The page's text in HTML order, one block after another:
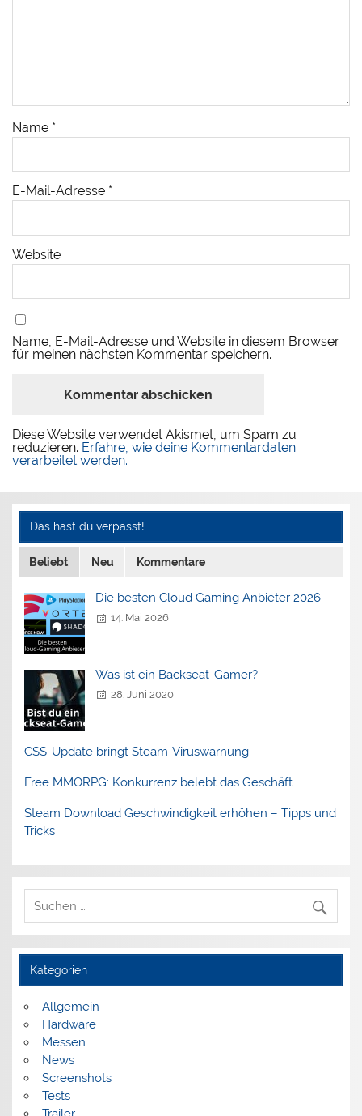
Name *
E-Mail-Adresse *
Website
Name, E-Mail-Adresse und Website in diesem Browser
für meinen nächsten Kommentar speichern.
Diese Website verwendet Akismet, um Spam zu
reduzieren. Erfahre, wie deine Kommentardaten
verarbeitet werden.
Das hast du verpasst!
Beliebt Neu Kommentare
Die besten Cloud Gaming Anbieter 2026
14. Mai 2026
Was ist ein Backseat-Gamer?
28. Juni 2020
CSS-Update bringt Steam-Viruswarnung
Free MMORPG: Konkurrenz belebt das Geschäft
Steam Download Geschwindigkeit erhöhen – Tipps und
Tricks
Kategorien
Allgemein
Hardware
Messen
News
Screenshots
Tests